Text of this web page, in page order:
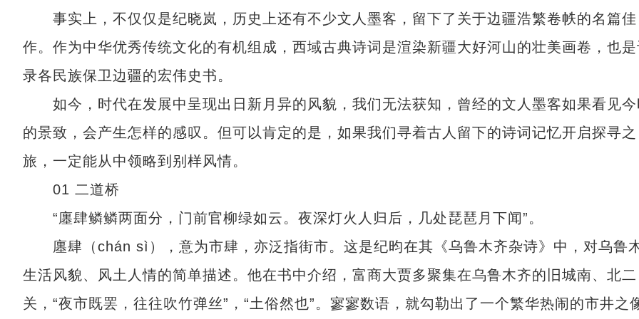
事实上，不仅仅是纪晓岚，历史上还有不少文人墨客，留下了关于边疆浩繁卷帙的名篇佳
作。作为中华优秀传统文化的有机组成，西域古典诗词是渲染新疆大好河山的壮美画卷，也
录各民族保卫边疆的宏伟史书。
如今，时代在发展中呈现出日新月异的风貌，我们无法获知，曾经的文人墨客如果看见
的景致，会产生怎样的感叹。但可以肯定的是，如果我们寻着古人留下的诗词记忆开启探寻之
旅，一定能从中领略到别样风情。
01 二道桥
“廛肆鳞鳞两面分，门前官柳绿如云。夜深灯火人归后，几处琵琶月下闻”。
廛肆（chán sì），意为市肆，亦泛指街市。这是纪昀在其《乌鲁木齐杂诗》中，对乌鲁
生活风貌、风土人情的简单描述。他在书中介绍，富商大贾多聚集在乌鲁木齐的旧城南、北二
关，“夜市既罢，往往吹竹弹丝”，“土俗然也”。寥寥数语，就勾勒出了一个繁华热闹的市井之